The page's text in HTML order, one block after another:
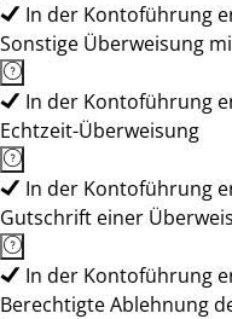
In der Kontoführung
Sonstige Überweisung
In der Kontoführung
Echtzeit-Überweisung
In der Kontoführung
Gutschrift einer
In der Kontoführung
Berechtigte Ablehnung